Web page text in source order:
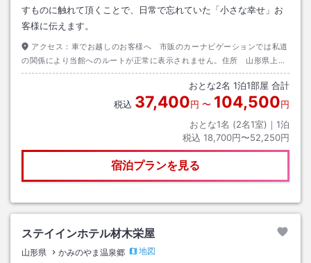
すものに触れて頂くことで、日常で忘れていた「小さな幸せ」お
客様に伝えます。
アクセス： 車でお越しのお客様へ 市販のカーナビゲーションでは私道
の関係により当館へのルートが正常に表示されません。住所 山形県上山
市河崎４丁目１－３日通プロパン上山様を目的地としてご設定下さい。
おとな2名 1泊1部屋 合計
税込 37,400円 〜 104,500円
おとな1名 (2名1室)｜ 1泊
税込 18,700円〜52,250円
宿泊プランを見る
ステイインホテル材木栄屋
山形県 かみのやま温泉郷
地図